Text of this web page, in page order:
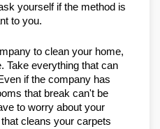
yourself if the method is
to you.
to clean your home,
Take everything that can
if the company has
that break can't be
to worry about your
cleans your carpets